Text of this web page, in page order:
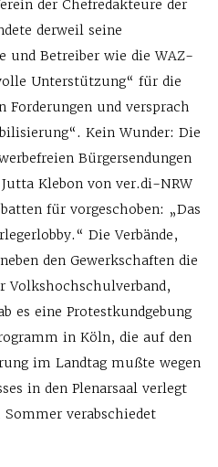
der Chefredakteure der
derweil seine
und Betreiber wie die WAZ-
Unterstützung“ für die
und versprach
Kein Wunder: Die
Bürgersendungen
Klebon von ver.di-NRW
für vorgeschoben: „Das
Die Verbände,
den Gewerkschaften die
Volkshochschulverband,
es eine Protestkundgebung
in Köln, die auf den
im Landtag mußte wegen
in den Plenarsaal verlegt
verabschiedet